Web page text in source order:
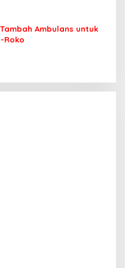
Ambulans untuk
Roko